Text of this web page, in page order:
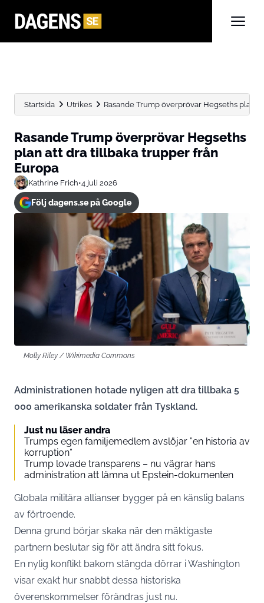
Startsida Utrikes Rasande Trump överprövar Hegseths plan
Rasande Trump överprövar Hegseths
plan att dra tillbaka trupper från
Europa
Kathrine Frich•4 juli 2026
Följ dagens.se på Google
Molly Riley / Wikimedia Commons
Administrationen hotade nyligen att dra tillbaka 5
000 amerikanska soldater från Tyskland.
Just nu läser andra
Trumps egen familjemedlem avslöjar ”en historia av
korruption”
Trump lovade transparens – nu vägrar hans
administration att lämna ut Epstein-dokumenten
Globala militära allianser bygger på en känslig balans
av förtroende.
Denna grund börjar skaka när den mäktigaste
partnern beslutar sig för att ändra sitt fokus.
En nylig konflikt bakom stängda dörrar i Washington
visar exakt hur snabbt dessa historiska
överenskommelser förändras just nu.